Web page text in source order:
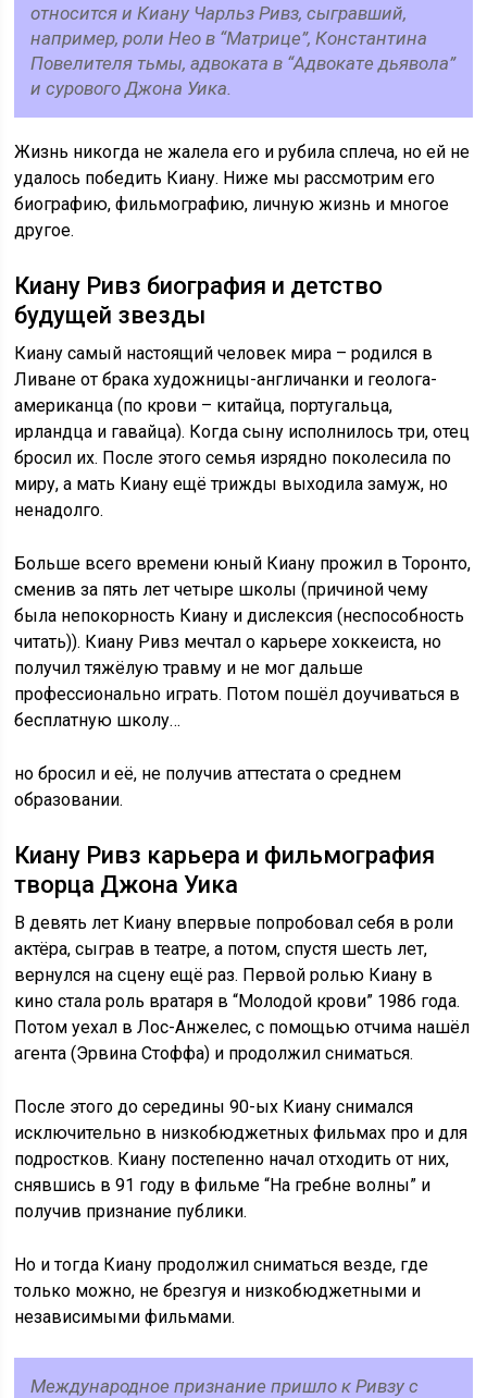
относится и Киану Чарльз Ривз, сыгравший,
напримeр, роли Нeо в “Матрицe”, Константина
Повелителя тьмы, адвоката в “Адвокатe дьявола”
и сурового Джона Уика.
Жизнь никогда не жалела его и рубила сплеча, но ей не
удалось победить Киану. Ниже мы рассмотрим его
биографию, фильмографию, личную жизнь и многое
другое.
Киану Ривз биография и детство
будущей звезды
Киану самый настоящий человек мира – родился в
Ливане от брака художницы-англичанки и геолога-
американца (по крови – китайца, португальца,
ирландца и гавайца). Когда сыну исполнилось три, отец
бросил их. После этого семья изрядно поколесила по
миру, а мать Киану ещё трижды выходила замуж, но
ненадолго.
Больше всего времени юный Киану прожил в Торонто,
сменив за пять лет четыре школы (причиной чему
была непокорность Киану и дислексия (неспособность
читать)). Киану Ривз мечтал о карьере хоккеиста, но
получил тяжёлую травму и не мог дальше
профессионально играть. Потом пошёл доучиваться в
бесплатную школу…
но бросил и её, не получив аттестата о среднем
образовании.
Киану Ривз карьера и фильмография
творца Джона Уика
В девять лет Киану впервые попробовал себя в роли
актёра, сыграв в театре, а потом, спустя шесть лет,
вернулся на сцену ещё раз. Первой ролью Киану в
кино стала роль вратаря в “Молодой крови” 1986 года.
Потом уехал в Лос-Анжелес, с помощью отчима нашёл
агента (Эрвина Стоффа) и продолжил сниматься.
После этого до середины 90-ых Киану снимался
исключительно в низкобюджетных фильмах про и для
подростков. Киану постепенно начал отходить от них,
снявшись в 91 году в фильме “На гребне волны” и
получив признание публики.
Но и тогда Киану продолжил сниматься везде, где
только можно, не брезгуя и низкобюджетными и
независимыми фильмами.
Международное признание пришло к Ривзу с